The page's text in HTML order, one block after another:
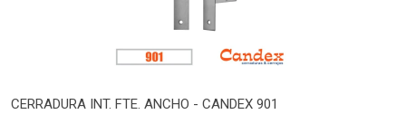
CERRADURA INT. FTE. ANCHO - CANDEX 901